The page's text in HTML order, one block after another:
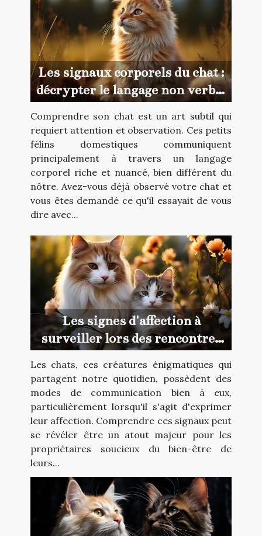
Les signaux corporels du chat :
décrypter le langage non verbal
de votre félin
Comprendre son chat est un art subtil qui
requiert attention et observation. Ces petits
félins domestiques communiquent
principalement à travers un langage
corporel riche et nuancé, bien différent du
nôtre. Avez-vous déjà observé votre chat et
vous êtes demandé ce qu'il essayait de vous
dire avec...
Les signes d'affection à
surveiller lors des rencontres
Les chats, ces créatures énigmatiques qui
partagent notre quotidien, possèdent des
modes de communication bien à eux,
particulièrement lorsqu'il s'agit d'exprimer
leur affection. Comprendre ces signaux peut
se révéler être un atout majeur pour les
propriétaires soucieux du bien-être de
leurs...